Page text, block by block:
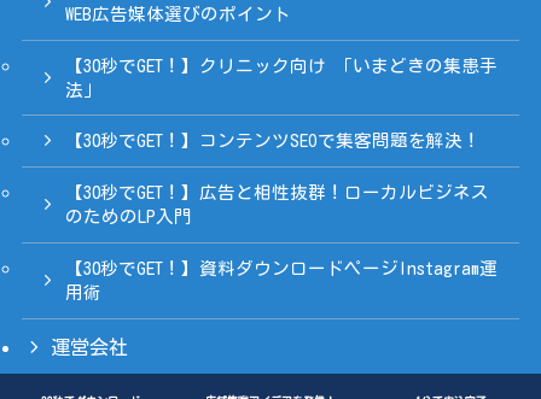
WEB広告媒体選びのポイント
【30秒でGET！】クリニック向け 「いまどきの集患手
法」
【30秒でGET！】コンテンツSEOで集客問題を解決！
【30秒でGET！】広告と相性抜群！ローカルビジネス
のためのLP入門
【30秒でGET！】資料ダウンロードページInstagram運
用術
運営会社